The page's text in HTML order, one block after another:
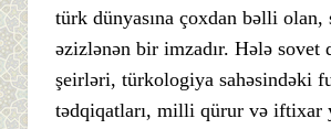
türk dünyasına çoxdan bəlli olan,
əzizlənən bir imzadır. Hələ sovet
şeirləri, türkologiya sahəsindəki
tədqiqatları, milli qürur və iftixar